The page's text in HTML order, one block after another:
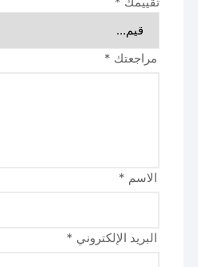
مراجعتك *
الاسم *
البريد الإلكتروني *